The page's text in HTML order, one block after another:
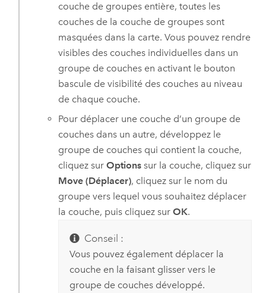
couche de groupes entière, toutes les
couches de la couche de groupes sont
masquées dans la carte. Vous pouvez rendre
visibles des couches individuelles dans un
groupe de couches en activant le bouton
bascule de visibilité des couches au niveau
de chaque couche.
Pour déplacer une couche d’un groupe de
couches dans un autre, développez le
groupe de couches qui contient la couche,
cliquez surOptions sur la couche, cliquez sur
Move (Déplacer), cliquez sur le nom du
groupe vers lequel vous souhaitez déplacer
la couche, puis cliquez surOK.
Conseil :
Vous pouvez également déplacer la
couche en la faisant glisser vers le
groupe de couches développé.